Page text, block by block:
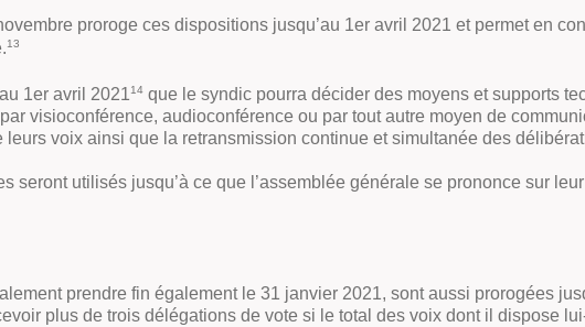
proroge ces dispositions jusqu’au 1er avril 2021 et permet en
13
1er avril 202114 que le syndic pourra décider des moyens et supports
visioconférence, audioconférence ou par tout autre moyen de
voix ainsi que la retransmission continue et simultanée des
seront utilisés jusqu’à ce que l’assemblée générale se prononce sur
prendre fin également le 31 janvier 2021, sont aussi prorogées
plus de trois délégations de vote si le total des voix dont il dispose